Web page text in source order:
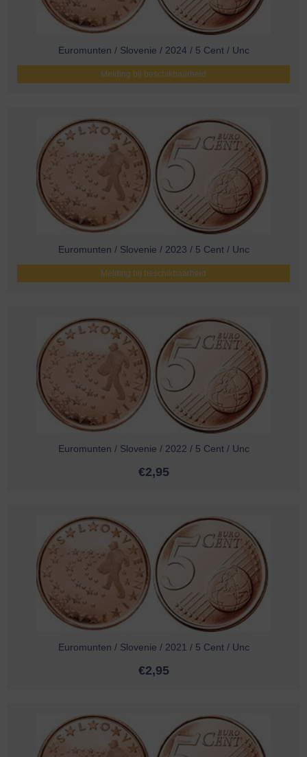
Euromunten / Slovenie / 2024 / 5 Cent / Unc
Melding bij beschikbaarheid
Euromunten / Slovenie / 2023 / 5 Cent / Unc
Melding bij beschikbaarheid
Euromunten / Slovenie / 2022 / 5 Cent / Unc
€2,95
Euromunten / Slovenie / 2021 / 5 Cent / Unc
€2,95